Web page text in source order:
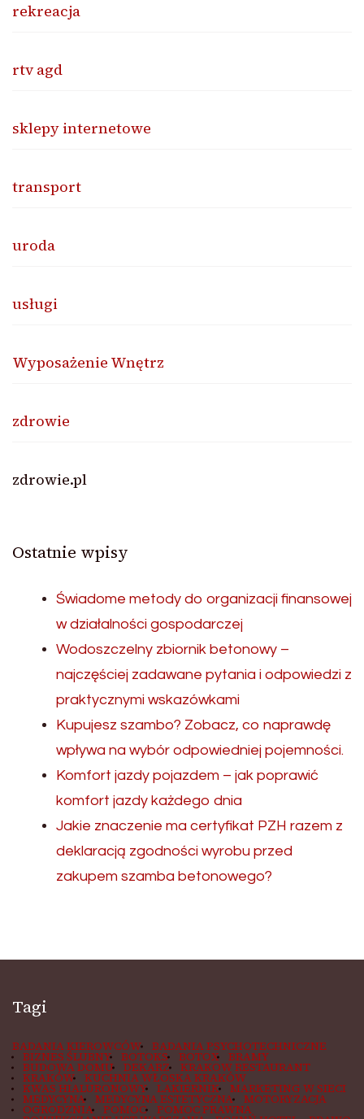
rekreacja
rtv agd
sklepy internetowe
transport
uroda
usługi
Wyposażenie Wnętrz
zdrowie
zdrowie.pl
Ostatnie wpisy
Świadome metody do organizacji finansowej
w działalności gospodarczej
Wodoszczelny zbiornik betonowy –
najczęściej zadawane pytania i odpowiedzi z
praktycznymi wskazówkami
Kupujesz szambo? Zobacz, co naprawdę
wpływa na wybór odpowiedniej pojemności.
Komfort jazdy pojazdem – jak poprawić
komfort jazdy każdego dnia
Jakie znaczenie ma certyfikat PZH razem z
deklaracją zgodności wyrobu przed
zakupem szamba betonowego?
Tagi
BADANIA KIEROWCÓW BADANIA PSYCHOTECHNICZNE
BIZNES ŚLUBNY BOTOKS BOTOX BRAMY
BUDOWA DOMU DEKARZ KRAKOW RESTAURANT
KRAKÓW KUCHNIA WŁOSKA KRAKÓW
KWAS HIALURONOWY LAKIERNIK MARKETING W SIECI
MEDYCYNA MEDYCYNA ESTETYCZNA MOTORYZACJA
OGRODZNIA POMOC POMOC PRAWNA